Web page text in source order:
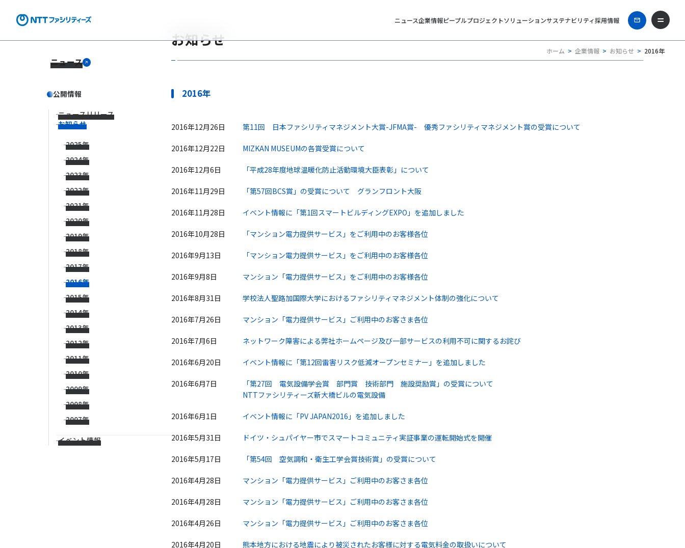
ニュース企業情報ピープルプロジェクトソリューションサステナビリティ採用情報
ホーム 企業情報 お知らせ 2016年
ニュース
公開情報
ニュースリリース
お知らせ
2025年
2024年
2023年
2022年
2021年
2020年
2019年
2018年
2017年
2016年
2015年
2014年
2013年
2012年
2011年
2010年
2009年
2008年
2007年
イベント情報
お知らせ
2016年
2016年12月26日 第11回 日本ファシリティマネジメント大賞-JFMA賞- 優秀ファシリティマネジメント賞の受賞について
2016年12月22日 MIZKAN MUSEUMの各賞受賞について
2016年12月6日 「平成28年度地球温暖化防止活動環境大臣表彰」について
2016年11月29日 「第57回BCS賞」の受賞について グランフロント大阪
2016年11月28日 イベント情報に「第1回スマートビルディングEXPO」を追加しました
2016年10月28日 「マンション電力提供サービス」をご利用中のお客様各位
2016年9月13日 「マンション電力提供サービス」をご利用中のお客様各位
2016年9月8日 マンション「電力提供サービス」をご利用中のお客様各位
2016年8月31日 学校法人聖路加国際大学におけるファシリティマネジメント体制の強化について
2016年7月26日 マンション「電力提供サービス」ご利用中のお客さま各位
2016年7月6日 ネットワーク障害による弊社ホームページ及び一部サービスの利用不可に関するお詫び
2016年6月20日 イベント情報に「第12回雷害リスク低減オープンセミナー」を追加しました
2016年6月7日
「第27回 電気設備学会賞 部門賞 技術部門 施設奨励賞」の受賞について
NTTファシリティーズ新大橋ビルの電気設備
2016年6月1日 イベント情報に「PV JAPAN2016」を追加しました
2016年5月31日 ドイツ・シュパイヤー市でスマートコミュニティ実証事業の運転開始式を開催
2016年5月17日 「第54回 空気調和・衛生工学会賞技術賞」の受賞について
2016年4月28日 マンション「電力提供サービス」ご利用中のお客さま各位
2016年4月28日 マンション「電力提供サービス」ご利用中のお客さま各位
2016年4月26日 マンション「電力提供サービス」ご利用中のお客さま各位
2016年4月20日 熊本地方における地震により被災されたお客様に対する電気料金の取扱いについて